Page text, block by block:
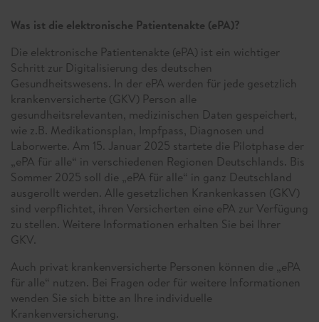
Was ist die elektronische Patientenakte (ePA)?
Die elektronische Patientenakte (ePA) ist ein wichtiger
Schritt zur Digitalisierung des deutschen
Gesundheitswesens. In der ePA werden für jede gesetzlich
krankenversicherte (GKV) Person alle
gesundheitsrelevanten, medizinischen Daten gespeichert,
wie z.B. Medikationsplan, Impfpass, Diagnosen und
Laborwerte. Am 15. Januar 2025 startete die Pilotphase der
„ePA für alle“ in verschiedenen Regionen Deutschlands. Bis
Sommer 2025 soll die „ePA für alle“ in ganz Deutschland
ausgerollt werden. Alle gesetzlichen Krankenkassen (GKV)
sind verpflichtet, ihren Versicherten eine ePA zur Verfügung
zu stellen. Weitere Informationen erhalten Sie bei Ihrer
GKV.
Auch privat krankenversicherte Personen können die „ePA
für alle“ nutzen. Bei Fragen oder für weitere Informationen
wenden Sie sich bitte an Ihre individuelle
Krankenversicherung.